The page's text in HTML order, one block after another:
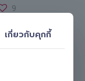
9
น้า 275/35 R21
บริการเปลี่ยน
Mode ก่อนยก
เกี่ยวกับคุกกี้